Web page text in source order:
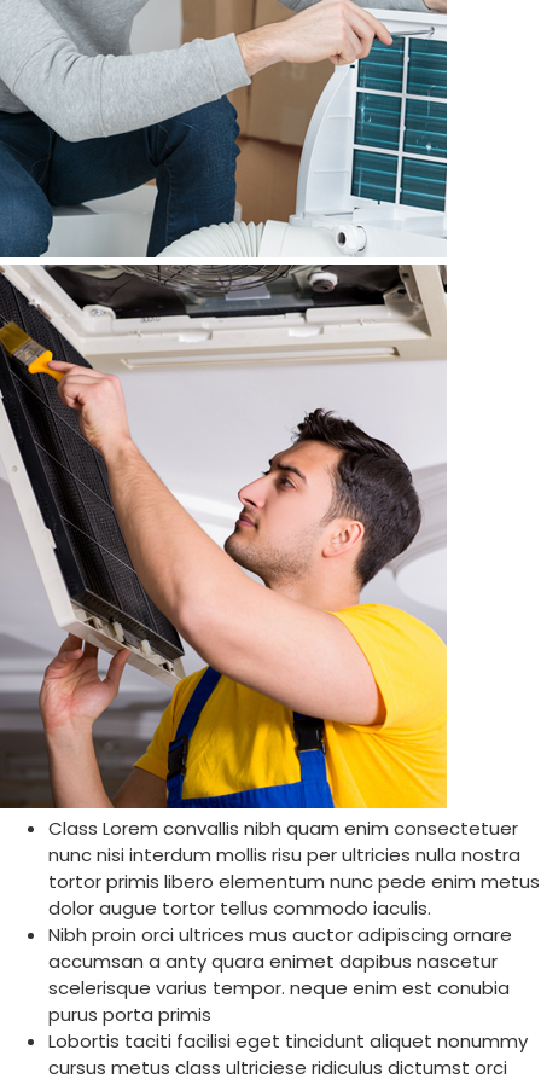
Class Lorem convallis nibh quam enim consectetuer
nunc nisi interdum mollis risu per ultricies nulla nostra
tortor primis libero elementum nunc pede enim metus
dolor augue tortor tellus commodo iaculis.
Nibh proin orci ultrices mus auctor adipiscing ornare
accumsan a anty quara enimet dapibus nascetur
scelerisque varius tempor. neque enim est conubia
purus porta primis
Lobortis taciti facilisi eget tincidunt aliquet nonummy
cursus metus class ultriciese ridiculus dictumst orci